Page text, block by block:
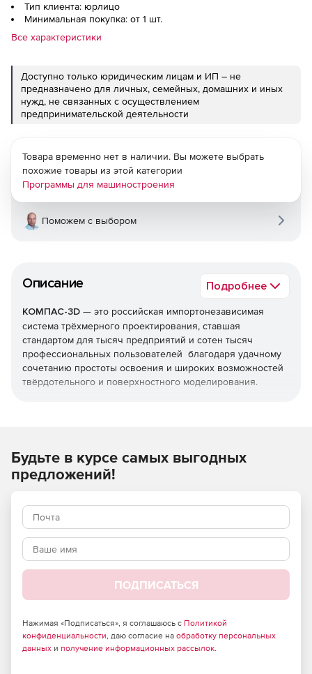
Тип клиента: юрлицо
Минимальная покупка: от 1 шт.
Все характеристики
Доступно только юридическим лицам и ИП – не
предназначено для личных, семейных, домашних и иных
нужд, не связанных с осуществлением
предпринимательской деятельности
Описание Подробнее
КОМПАС-3D — это российская импортонезависимая
система трёхмерного проектирования, ставшая
стандартом для тысяч предприятий и сотен тысяч
профессиональных пользователей благодаря удачному
сочетанию простоты освоения и широких возможностей
твёрдотельного и поверхностного моделирования.
нефтегазовое, химическое и т.д.), приборостроение,
авиастроение, судостроение, станкостроение,
гражданское строительство, товары народного
потребления и т.д.
Товара временно нет в наличии. Вы можете выбрать
похожие товары из этой категории
Программы для машиностроения
Поможем с выбором
Будьте в курсе самых выгодных
предложений!
ПОДПИСАТЬСЯ
Нажимая «Подписаться», я соглашаюсь с Политикой
конфиденциальности, даю согласие на обработку персональных
данных и получение информационных рассылок.